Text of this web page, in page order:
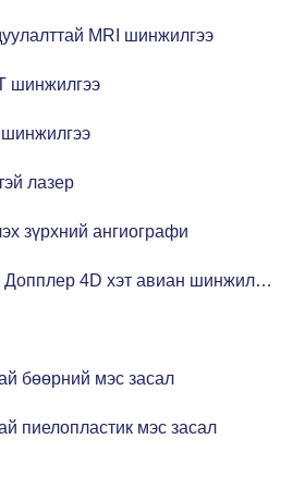
MRI шинжилгээ
шинжилгээ
лазер
зүрхний ангиографи
4D хэт авиан шинжилгээ
бөөрний мэс засал
пиелопластик мэс засал